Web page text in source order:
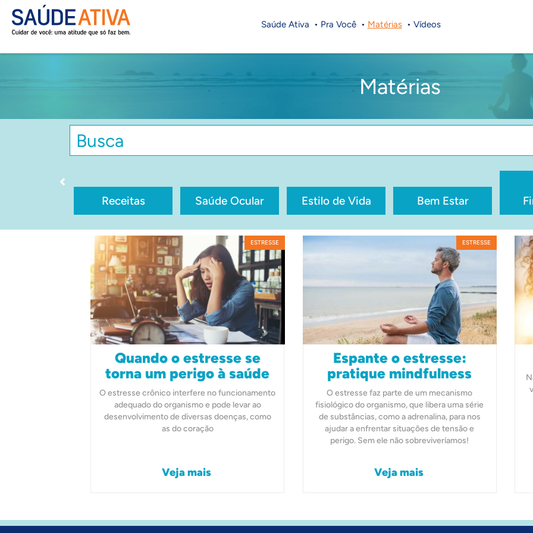
Saúde Ativa Pra Você Matérias Vídeos
Matérias
Receitas Saúde Ocular Estilo de Vida Bem Estar
ESTRESSE
Quando o estresse se
torna um perigo à saúde
O estresse crônico interfere no funcionamento
adequado do organismo e pode levar ao
desenvolvimento de diversas doenças, como
as do coração
Veja mais
ESTRESSE
Espante o estresse:
pratique mindfulness
O estresse faz parte de um mecanismo
fisiológico do organismo, que libera uma série
de substâncias, como a adrenalina, para nos
ajudar a enfrentar situações de tensão e
perigo. Sem ele não sobreviveríamos!
Veja mais